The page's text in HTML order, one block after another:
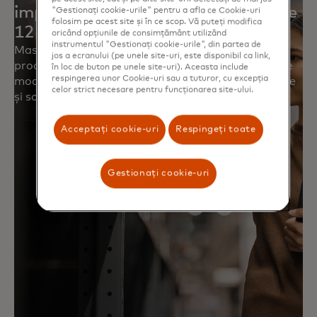
important să își îmbunătățească de
12 ori acuratețea estimărilor
Mastercard a sprijinit un retailer în optimizarea
procesului de prognoză, dezvoltând peste 1.000 de
modele și instruind echipele pentru estimări precise
și scalabile.
"Gestionați cookie-urile" pentru a afla ce Cookie-uri
folosim pe acest site și în ce scop. Vă puteți modifica
oricând opțiunile de consimțământ utilizând
instrumentul "Gestionați cookie-urile", din partea de
jos a ecranului (pe unele site-uri, este disponibil ca link,
în loc de buton pe unele site-uri). Aceasta include
respingerea unor Cookie-uri sau a tuturor, cu excepția
celor strict necesare pentru funcționarea site-ului.
Acceptați cookie-uri Respingeți toate
Gestionați cookie-uri